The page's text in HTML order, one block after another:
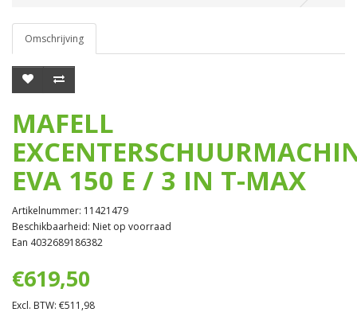
Omschrijving
MAFELL
EVA 150 E / 3 IN T-MAX
Artikelnummer: 11421479
Beschikbaarheid: Niet op voorraad
Ean 4032689186382
€619,50
Excl. BTW: €511,98